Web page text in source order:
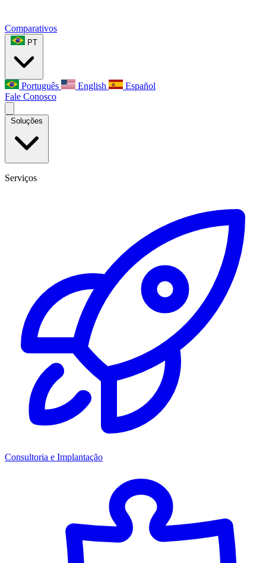
Comparativos
PT
Português English
Español
Fale Conosco
Soluções
Serviços
Consultoria e Implantação